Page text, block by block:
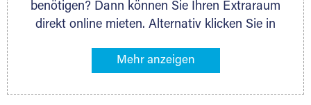
benötigen? Dann können Sie Ihren Extraraum
direkt online mieten. Alternativ klicken Sie in
Gegenstände an, die Sie einlagern möchten –
ermittelt. Natürlich steht Ihnen Ihr Extraraum